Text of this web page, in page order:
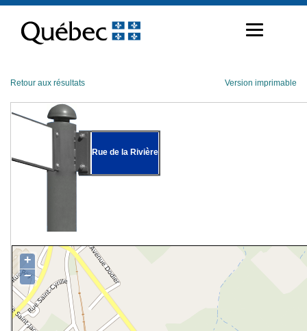
contenu
Retour aux résultats Version imprimable
Rue de la Rivière
+
−